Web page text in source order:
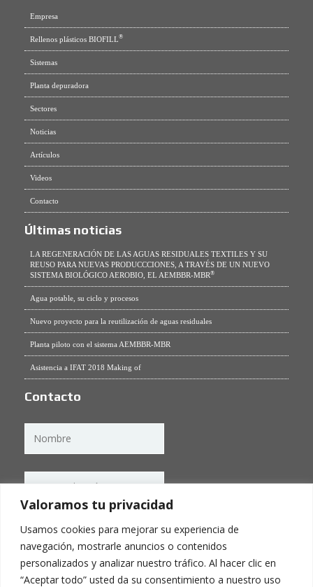
Valoramos tu privacidad
Usamos cookies para mejorar su experiencia de
navegación, mostrarle anuncios o contenidos
personalizados y analizar nuestro tráfico. Al hacer clic en
“Aceptar todo” usted da su consentimiento a nuestro uso
Empresa
Rellenos plásticos BIOFILL®
Sistemas
Planta depuradora
Sectores
Noticias
Artículos
Videos
Contacto
Últimas noticias
LA REGENERACIÓN DE LAS AGUAS RESIDUALES TEXTILES Y SU
REUSO PARA NUEVAS PRODUCCCIONES, A TRAVÉS DE UN NUEVO
SISTEMA BIOLÓGICO AEROBIO, EL AEMBBR-MBR®
Agua potable, su ciclo y procesos
Nuevo proyecto para la reutilización de aguas residuales
Planta piloto con el sistema AEMBBR-MBR
Asistencia a IFAT 2018 Making of
Contacto